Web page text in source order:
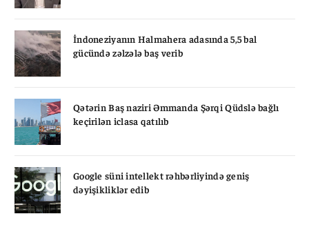
İndoneziyanın Halmahera adasında 5,5 bal
gücündə zəlzələ baş verib
Qətərin Baş naziri Əmmanda Şərqi Qüdslə bağlı
keçirilən iclasa qatılıb
Google süni intellekt rəhbərliyində geniş
dəyişikliklər edib